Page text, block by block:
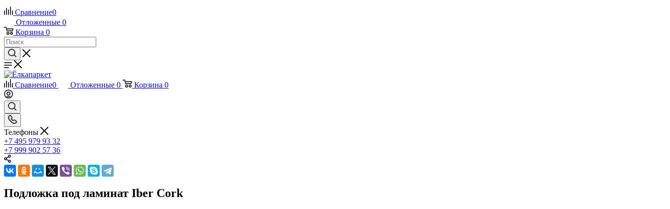
Сравнение0
Отложенные 0
Корзина 0
Сравнение0 Отложенные 0 Корзина 0
Телефоны
+7 495 979 93 32
+7 999 902 57 36
Подложка под ламинат Iber Cork